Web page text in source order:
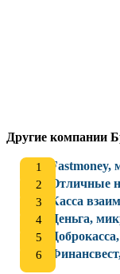
Другие компании
Отличные
Касса
Деньга,